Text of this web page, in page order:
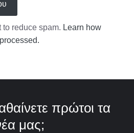
reduce spam. Learn how
πρώτοι τα
μας;